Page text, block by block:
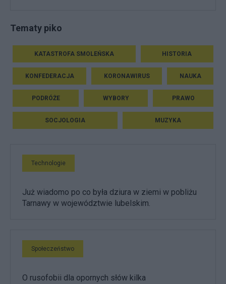
Tematy piko
KATASTROFA SMOLEŃSKA HISTORIA
KONFEDERACJA KORONAWIRUS NAUKA
PODRÓŻE WYBORY PRAWO
SOCJOLOGIA MUZYKA
Technologie
Już wiadomo po co była dziura w ziemi w pobliżu
Tarnawy w województwie lubelskim.
Społeczeństwo
O rusofobii dla opornych słów kilka